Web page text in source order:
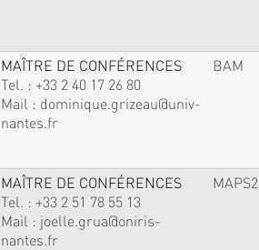
MAÎTRE DE CONFÉRENCES
Tel. : +33 2 40 17 26 80
Mail : dominique.grizeau@univ-
nantes.fr
BAM
MAÎTRE DE CONFÉRENCES
Tel. : +33 2 51 78 55 13
Mail : joelle.grua@oniris-
nantes.fr
MAPS2